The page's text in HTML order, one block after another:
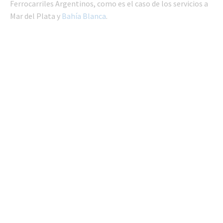
Ferrocarriles Argentinos, como es el caso de los servicios a
Mar del Plata y Bahía Blanca.